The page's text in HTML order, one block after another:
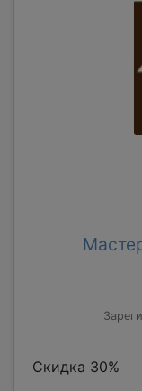
Скидка 30%